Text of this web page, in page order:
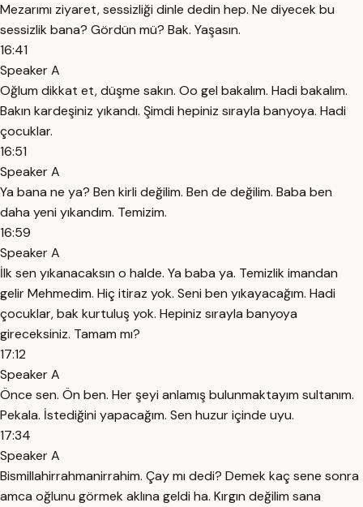
Mezarımı ziyaret, sessizliği dinle dedin hep. Ne diyecek bu
sessizlik bana? Gördün mü? Bak. Yaşasın.
16:41
Speaker A
Oğlum dikkat et, düşme sakın. Oo gel bakalım. Hadi bakalım.
Bakın kardeşiniz yıkandı. Şimdi hepiniz sırayla banyoya. Hadi
çocuklar.
16:51
Speaker A
Ya bana ne ya? Ben kirli değilim. Ben de değilim. Baba ben
daha yeni yıkandım. Temizim.
16:59
Speaker A
İlk sen yıkanacaksın o halde. Ya baba ya. Temizlik imandan
gelir Mehmedim. Hiç itiraz yok. Seni ben yıkayacağım. Hadi
çocuklar, bak kurtuluş yok. Hepiniz sırayla banyoya
gireceksiniz. Tamam mı?
17:12
Speaker A
Önce sen. Ön ben. Her şeyi anlamış bulunmaktayım sultanım.
Pekala. İstediğini yapacağım. Sen huzur içinde uyu.
17:34
Speaker A
Bismillahirrahmanirrahim. Çay mı dedi? Demek kaç sene sonra
amca oğlunu görmek aklına geldi ha. Kırgın değilim sana